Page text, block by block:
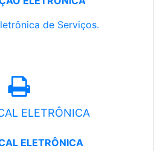
de Serviços.
ELETRÔNICA
ELETRÔNICA